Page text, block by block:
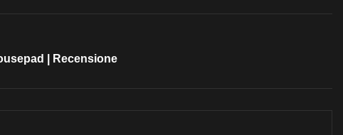
| Recensione